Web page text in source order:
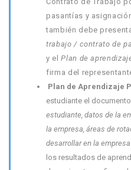
pasantías y
también debe
trabajo / contrato de
y elPlan de
firma del
Plan de Aprendizaje
estudiante el
estudiante, datos de la
la empresa, áreas de
desarrollar en la empresa
los resultados de